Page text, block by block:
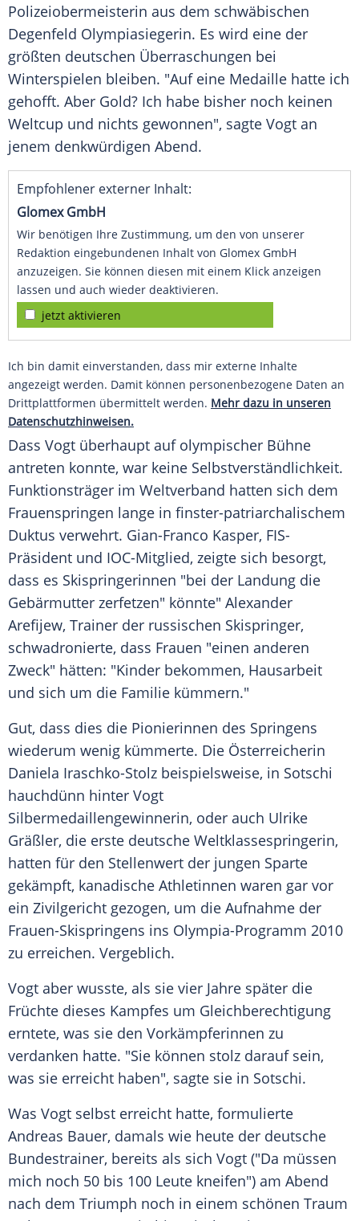
Polizeiobermeisterin aus dem schwäbischen
Degenfeld Olympiasiegerin. Es wird eine der
größten deutschen Überraschungen bei
Winterspielen bleiben. "Auf eine Medaille hatte ich
gehofft. Aber Gold? Ich habe bisher noch keinen
Weltcup und nichts gewonnen", sagte Vogt an
jenem denkwürdigen Abend.
Empfohlener externer Inhalt:
Glomex GmbH
Wir benötigen Ihre Zustimmung, um den von unserer
Redaktion eingebundenen Inhalt von Glomex GmbH
anzuzeigen. Sie können diesen mit einem Klick anzeigen
lassen und auch wieder deaktivieren.
jetzt aktivieren
Ich bin damit einverstanden, dass mir externe Inhalte
angezeigt werden. Damit können personenbezogene Daten an
Drittplattformen übermittelt werden. Mehr dazu in unseren
Datenschutzhinweisen.
Dass Vogt überhaupt auf olympischer Bühne
antreten konnte, war keine Selbstverständlichkeit.
Funktionsträger im Weltverband hatten sich dem
Frauenspringen lange in finster-patriarchalischem
Duktus verwehrt. Gian-Franco Kasper, FIS-
Präsident und IOC-Mitglied, zeigte sich besorgt,
dass es Skispringerinnen "bei der Landung die
Gebärmutter zerfetzen" könnte" Alexander
Arefijew, Trainer der russischen Skispringer,
schwadronierte, dass Frauen "einen anderen
Zweck" hätten: "Kinder bekommen, Hausarbeit
und sich um die Familie kümmern."
Gut, dass dies die Pionierinnen des Springens
wiederum wenig kümmerte. Die Österreicherin
Daniela Iraschko-Stolz beispielsweise, in Sotschi
hauchdünn hinter Vogt
Silbermedaillengewinnerin, oder auch Ulrike
Gräßler, die erste deutsche Weltklassespringerin,
hatten für den Stellenwert der jungen Sparte
gekämpft, kanadische Athletinnen waren gar vor
ein Zivilgericht gezogen, um die Aufnahme der
Frauen-Skispringens ins Olympia-Programm 2010
zu erreichen. Vergeblich.
Vogt aber wusste, als sie vier Jahre später die
Früchte dieses Kampfes um Gleichberechtigung
erntete, was sie den Vorkämpferinnen zu
verdanken hatte. "Sie können stolz darauf sein,
was sie erreicht haben", sagte sie in Sotschi.
Was Vogt selbst erreicht hatte, formulierte
Andreas Bauer, damals wie heute der deutsche
Bundestrainer, bereits als sich Vogt ("Da müssen
mich noch 50 bis 100 Leute kneifen") am Abend
nach dem Triumph noch in einem schönen Traum